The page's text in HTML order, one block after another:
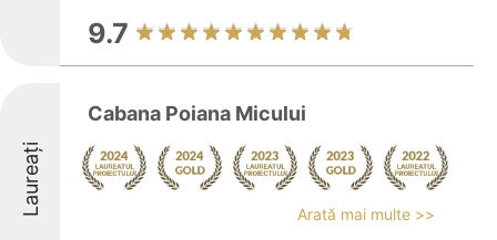
9.7
Laureați
Cabana Poiana Micului
Arată mai multe >>